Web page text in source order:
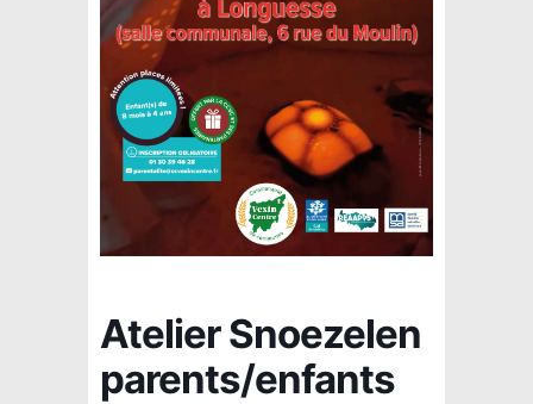
Atelier Snoezelen
parents/enfants